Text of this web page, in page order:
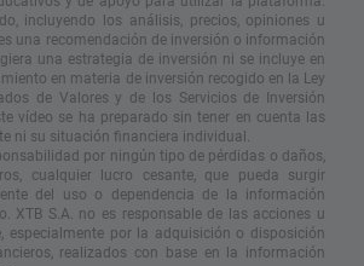
incluyendo los análisis, precios, opiniones u
una recomendación de inversión o información
una estrategia de inversión ni se incluye en
en materia de inversión recogido en la Ley
de Valores y de los Servicios de Inversión
vídeo se ha preparado sin tener en cuenta las
ni su situación financiera individual.
por ningún tipo de pérdidas o daños,
cualquier lucro cesante, que pueda surgir
del uso o dependencia de la información
XTB S.A. no es responsable de las acciones u
especialmente por la adquisición o disposición
realizados con base en la información